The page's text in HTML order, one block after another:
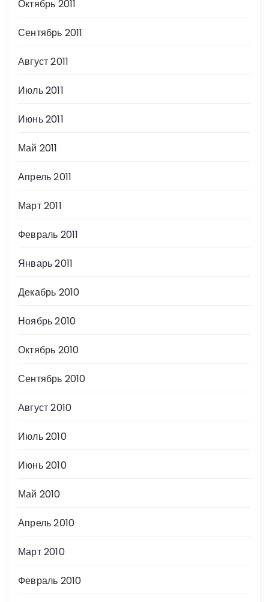
Октябрь 2011
Сентябрь 2011
Август 2011
Июль 2011
Июнь 2011
Май 2011
Апрель 2011
Март 2011
Февраль 2011
Январь 2011
Декабрь 2010
Ноябрь 2010
Октябрь 2010
Сентябрь 2010
Август 2010
Июль 2010
Июнь 2010
Май 2010
Апрель 2010
Март 2010
Февраль 2010